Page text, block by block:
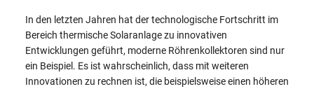
In den letzten Jahren hat der technologische Fortschritt im
Bereich thermische Solaranlage zu innovativen
Entwicklungen geführt, moderne Röhrenkollektoren sind nur
ein Beispiel. Es ist wahrscheinlich, dass mit weiteren
Innovationen zu rechnen ist, die beispielsweise einen höheren